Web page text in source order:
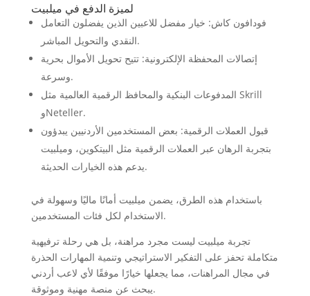
لميزة الدفع في ميلبيت
فودافون كاش: خيار مفضل للاعبين الذين يفضلون التعامل
النقدي والتحويل المباشر.
إتصالات المحفظة الإلكترونية: تتيح تحويل الأموال بحرية
وسرعة.
المدفوعات البنكية والمحافظ الرقمية العالمية مثل Skrill
وNeteller.
قبول العملات الرقمية: بعض المستخدمين الأردنيين يبدؤون
بتجربة الرهان عبر العملات الرقمية مثل البيتكوين، وميلبيت
يدعم هذه الخيارات الحديثة.
باستخدام هذه الطرق، يضمن ميلبيت أمانًا ماليًا وسهولة في
الاستخدام لكل فئات المستخدمين.
تجربة ميلبيت ليست مجرد مراهنة، بل هي رحلة ترفيهية
متكاملة تحفز على التفكير الاستراتيجي وتنمية المهارات الحذرة
في مجال المراهنات، مما يجعلها خيارًا موفقًا لأي لاعب أردني
يبحث عن منصة مهنية وموثوقة.